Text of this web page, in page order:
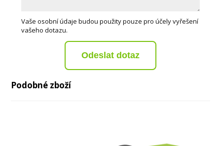
Vaše osobní údaje budou použity pouze pro účely vyřešení
vašeho dotazu.
Odeslat dotaz
Podobné zboží